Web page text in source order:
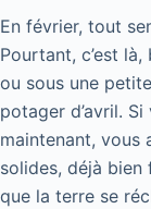
En février, tout
Pourtant, c’est
ou sous une
potager d’avril.
maintenant, vous
solides, déjà
que la terre se